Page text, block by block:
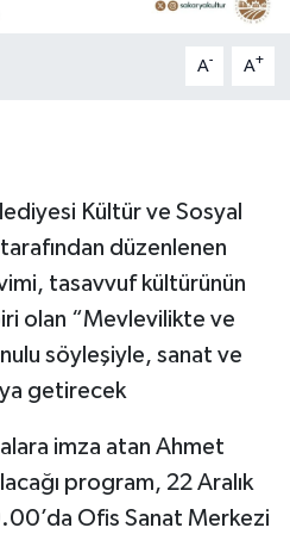
A- A+
Kültür ve Sosyal
tarafından düzenlenen
tasavvuf kültürünün
olan “Mevlevilikte ve
söyleşiyle, sanat ve
getirecek
imza atan Ahmet
program, 22 Aralık
Ofis Sanat Merkezi